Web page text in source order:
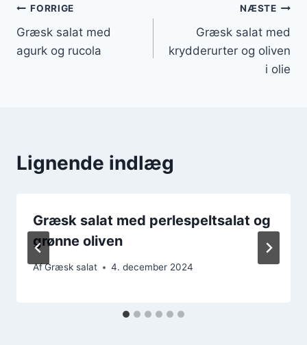
Indlægsnavigation
FORRIGE
Græsk salat med
agurk og rucola
NÆSTE
Græsk salat med
krydderurter og oliven
i olie
Lignende indlæg
Græsk salat med perlespeltsalat og
grønne oliven
AfGræsk salat 4. december 2024